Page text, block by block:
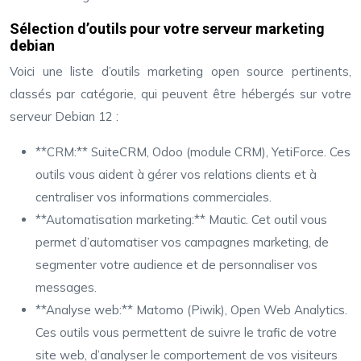
Sélection d’outils pour votre serveur marketing
debian
Voici une liste d’outils marketing open source pertinents,
classés par catégorie, qui peuvent être hébergés sur votre
serveur Debian 12 :
**CRM:** SuiteCRM, Odoo (module CRM), YetiForce. Ces
outils vous aident à gérer vos relations clients et à
centraliser vos informations commerciales.
**Automatisation marketing:** Mautic. Cet outil vous
permet d’automatiser vos campagnes marketing, de
segmenter votre audience et de personnaliser vos
messages.
**Analyse web:** Matomo (Piwik), Open Web Analytics.
Ces outils vous permettent de suivre le trafic de votre
site web, d’analyser le comportement de vos visiteurs